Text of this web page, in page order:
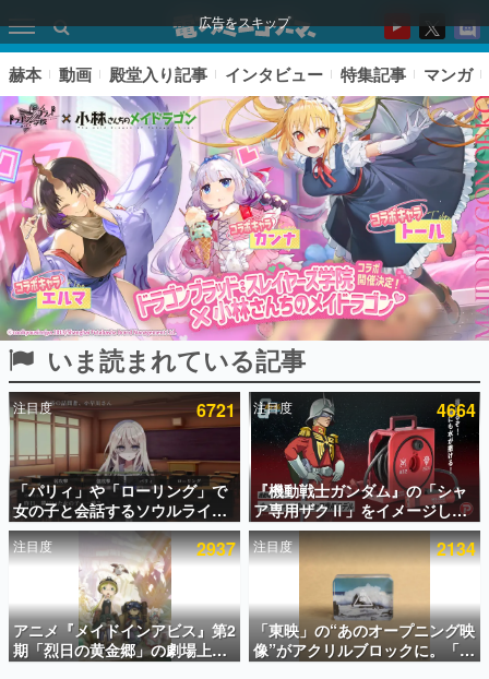
広告をスキップ
ピックアップ
電ファミのいま読まれている記事ランキング
アプリセール情報
インタビュー
連載・特集一覧
殿堂入り記事
SNS拡散数が数千以上！ ページビュー数万以上！ などな
ど。多くの人々に読まれた、電ファミ渾身の“殿堂入り”記
事をまとめました。
赫本 動画 殿堂入り記事 インタビュー 特集記事 マンガ
いま読まれている記事
注目度 6721
「パリィ」や「ローリング」で
女の子と会話するソウルライク
恋愛ゲーム『小早川さんはソウ
ルライク』無料公開。返事に失
敗すると「YOU DIED」
注目度 4664
『機動戦士ガンダム』の「シャ
ア専用ザクⅡ」をイメージした
散水ホースリールが予約開始。
本体にはシャアのパーソナルマ
ークやジオン公国軍のエンブレ
ム、型式番号などを配置
注目度 2937
アニメ『メイドインアビス』第2
期「烈日の黄金郷」の劇場上映
が決定！レグ役・伊瀬茉莉也さ
注目度 2134
「東映」の“あのオープニング映
像”がアクリルブロックに。「東
映ヒストリカル グッズコレクシ